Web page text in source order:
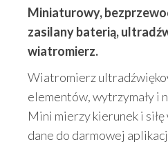
Miniaturowy,
zasilany baterią,
wiatromierz.
Wiatromierz
elementów, wytrzymały i
Mini mierzy kierunek i
dane do darmowej